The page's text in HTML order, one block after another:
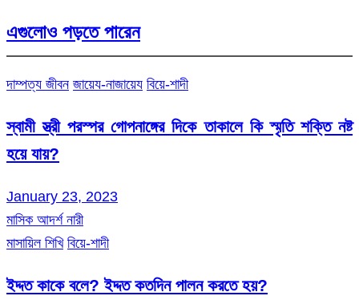
এগুলোও পড়তে পারেন
দাম্পত্য জীবন জায়েয-নাজায়েয বিয়ে-শাদী
স্বামী স্ত্রী পরস্পর গোপনাঙ্গের দিকে তাকালে কি স্মৃতি শক্তি নষ্ট
হয়ে যায়?
January 23, 2023
মাসিক আদর্শ নারী
মাসায়িল শিখি বিয়ে-শাদী
ইদ্দত কাকে বলে? ইদ্দত কতদিন পালন করতে হয়?